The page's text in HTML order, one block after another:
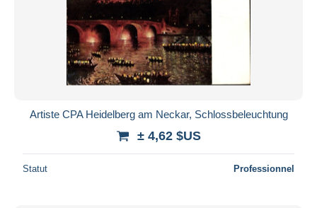
Artiste CPA Heidelberg am Neckar, Schlossbeleuchtung
± 4,62 $US
Statut Professionnel